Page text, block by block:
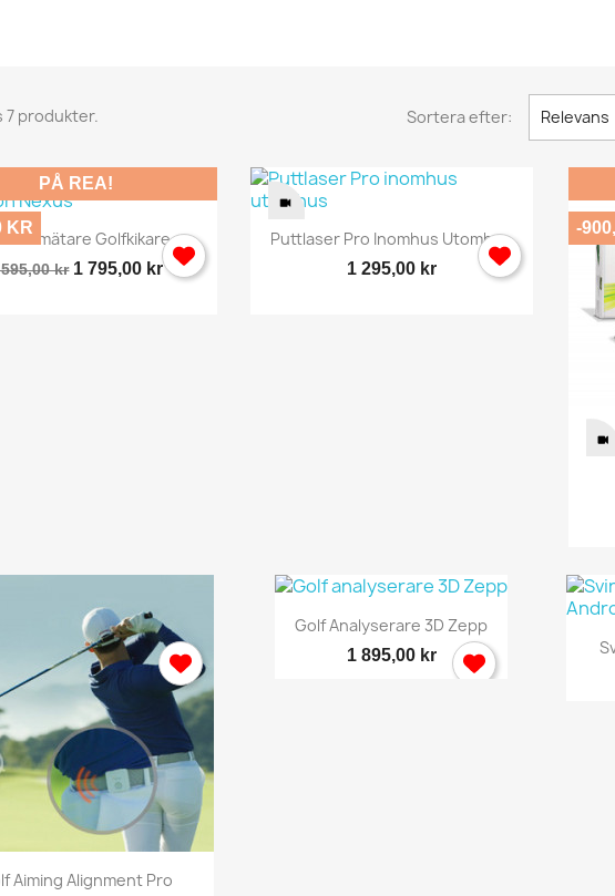
7 produkter. Sortera efter: Relevans
SnabbvyGolfkikare...
kr 1 795,00 kr
PÅ REA!
KR Snabbvy
Puttlaser Pro Inomhus Utomhus
1 295,00 kr
-
Snabbvy
Aiming Alignment Pro
Snabbvy
Golf Analyserare 3D Zepp
1 895,00 kr